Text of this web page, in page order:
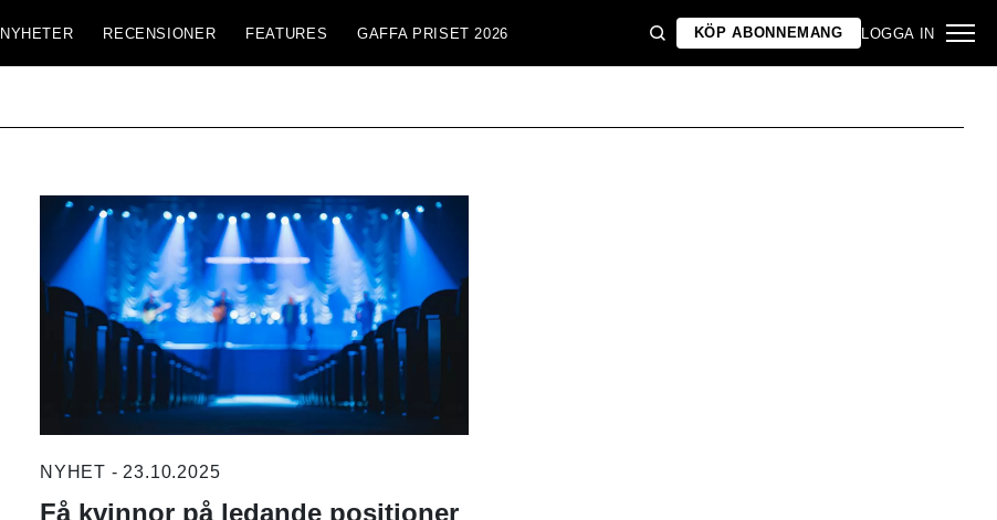
NYHETER RECENSIONER FEATURES GAFFA PRISET 2026 KÖP ABONNEMANG LOGGA IN
NYHET - 23.10.2025
Få kvinnor på ledande positioner